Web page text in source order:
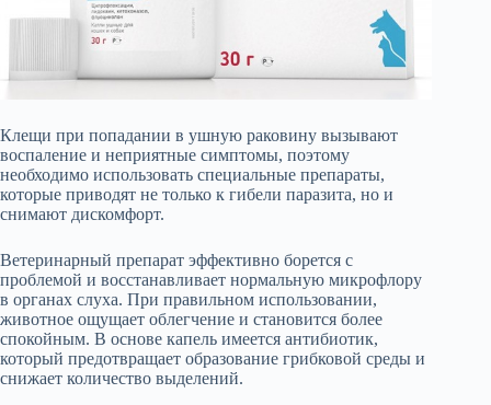
Клещи при попадании в ушную раковину вызывают
воспаление и неприятные симптомы, поэтому
необходимо использовать специальные препараты,
которые приводят не только к гибели паразита, но и
снимают дискомфорт.
Ветеринарный препарат эффективно борется с
проблемой и восстанавливает нормальную микрофлору
в органах слуха. При правильном использовании,
животное ощущает облегчение и становится более
спокойным. В основе капель имеется антибиотик,
который предотвращает образование грибковой среды и
снижает количество выделений.